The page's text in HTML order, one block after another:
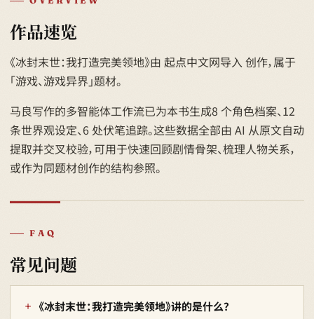
作品速览
《冰封末世：我打造完美领地》由 起点中文网导入 创作，属于
「游戏、游戏异界」题材。
马良写作的多智能体工作流已为本书生成8 个角色档案、12
条世界观设定、6 处伏笔追踪。这些数据全部由 AI 从原文自动
提取并交叉校验，可用于快速回顾剧情骨架、梳理人物关系，
或作为同题材创作的结构参照。
FAQ
常见问题
《冰封末世：我打造完美领地》讲的是什么？